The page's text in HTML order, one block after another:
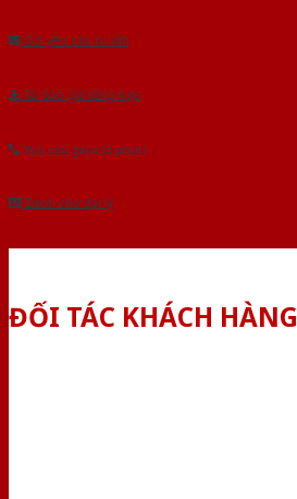
Gửi yêu cầu tư vấn
Tải báo giá tổng hợp
Yêu cầu gọi lại (3 phút)
Dành cho đại lý
ĐỐI TÁC KHÁCH HÀNG